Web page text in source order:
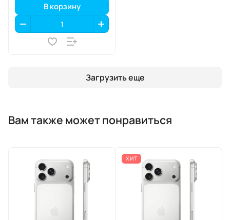
В корзину
Загрузить еще
Вам также может понравиться
ХИТ